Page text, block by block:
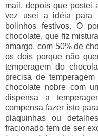
mail, depois que postei
vez usei a idéia para
bolinhos festivos. O
chocolate, que fiz
amargo, com 50% de
os dois porque não
temperagem do
precisa de
chocolate nobre com
dispensa a
compensa fazer isto
plaquinhas ou
fracionado tem de ser